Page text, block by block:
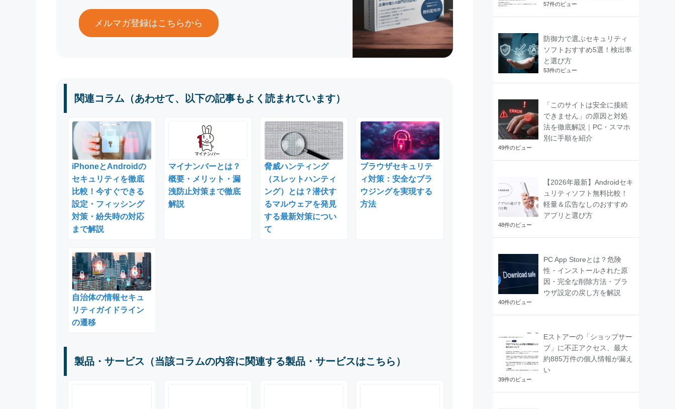
メルマガ登録はこちらから
関連コラム（あわせて、以下の記事もよく読まれています）
iPhoneとAndroidの
セキュリティを徹底
比較！今すぐできる
設定・フィッシング
対策・紛失時の対応
まで解説
マイナンバーとは？
概要・メリット・漏
洩防止対策まで徹底
解説
脅威ハンティング
（スレットハンティ
ング）とは？潜伏す
るマルウェアを発見
する最新対策につい
て
ブラウザセキュリテ
ィ対策：安全なブラ
ウジングを実現する
方法
自治体の情報セキュ
リティガイドライン
の遷移
製品・サービス（当該コラムの内容に関連する製品・サービスはこちら）
57件のビュー
防御力で選ぶセキュリティ
ソフトおすすめ5選！検出率
と選び方
53件のビュー
「このサイトは安全に接続
できません」の原因と対処
法を徹底解説｜PC・スマホ
別に手順を紹介
49件のビュー
【2026年最新】Androidセキ
ュリティソフト無料比較！
軽量＆広告なしのおすすめ
アプリと選び方
48件のビュー
PC App Storeとは？危険
性・インストールされた原
因・完全な削除方法・ブラ
ウザ設定の戻し方を解説
40件のビュー
Eストアーの「ショップサー
ブ」に不正アクセス、最大
約885万件の個人情報が漏え
い
39件のビュー